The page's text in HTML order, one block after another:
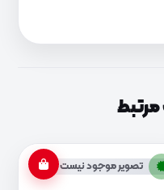
تصویر موجود نیست